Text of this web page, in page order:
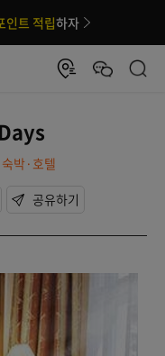
인트 적립하자
숙박·호텔
공유하기